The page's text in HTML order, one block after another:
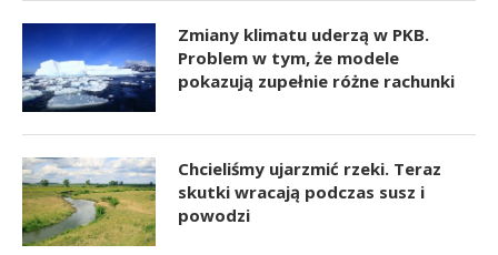
Zmiany klimatu uderzą w PKB.
Problem w tym, że modele
pokazują zupełnie różne rachunki
Chcieliśmy ujarzmić rzeki. Teraz
skutki wracają podczas susz i
powodzi